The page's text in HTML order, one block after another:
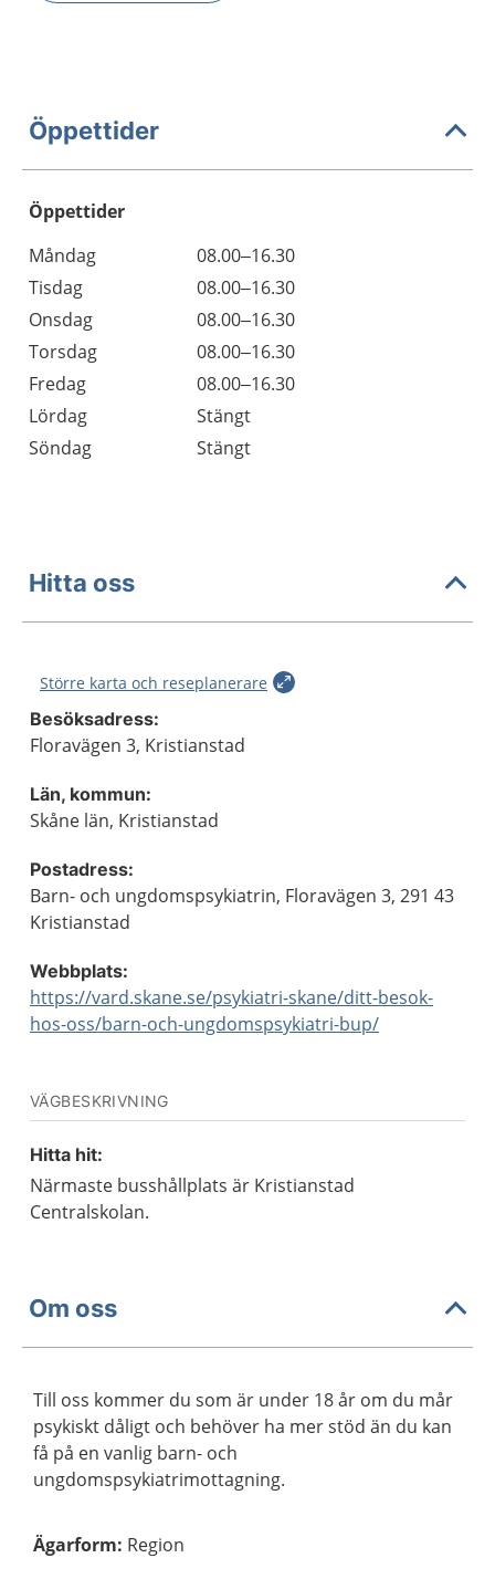
Öppettider
Öppettider
Dag
Öppettider
Kommentarer
Måndag
08.00–16.30
Tisdag
08.00–16.30
Onsdag
08.00–16.30
Torsdag
08.00–16.30
Fredag
08.00–16.30
Lördag
Stängt
Söndag
Stängt
Hitta oss
Större karta och reseplanerare
Besöksadress:
Floravägen 3, Kristianstad
Län, kommun:
Skåne län, Kristianstad
Postadress:
Barn- och ungdomspsykiatrin, Floravägen 3, 291 43
Kristianstad
Webbplats:
https://vard.skane.se/psykiatri-skane/ditt-besok-
hos-oss/barn-och-ungdomspsykiatri-bup/
VÄGBESKRIVNING
Hitta hit:
Närmaste busshållplats är Kristianstad
Centralskolan.
Om oss
Till oss kommer du som är under 18 år om du mår
psykiskt dåligt och behöver ha mer stöd än du kan
få på en vanlig barn- och
ungdomspsykiatrimottagning.
Ägarform: Region